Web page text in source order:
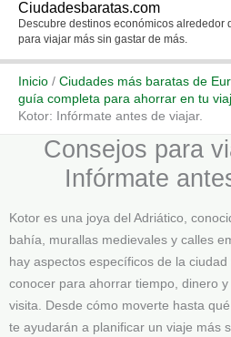
Ciudadesbaratas.com
Descubre destinos económicos alrededor
para viajar más sin gastar de más.
Inicio / Ciudades más baratas de
guía completa para ahorrar en tu
Kotor: Infórmate antes de viajar.
Consejos para
Infórmate
Kotor es una joya del Adriático,
bahía, murallas medievales y calles
hay aspectos específicos de la
conocer para ahorrar tiempo, dinero
visita. Desde cómo moverte hasta
te ayudarán a planificar un viaje más